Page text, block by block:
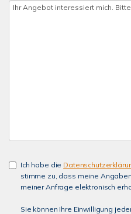
Ich habe die
stimme zu, dass meine
meiner Anfrage elektronisch
Sie können Ihre Einwilligung